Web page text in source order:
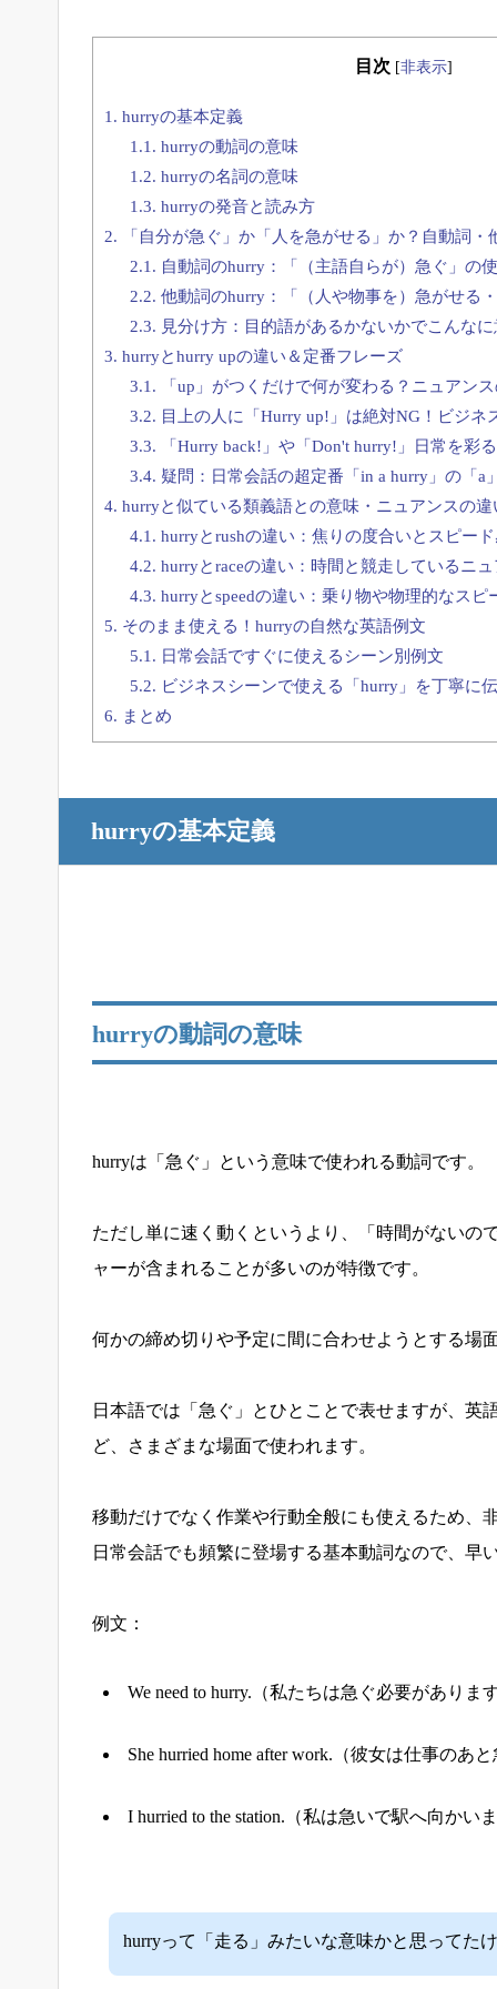
目次 [非表示]
1. hurryの基本定義
1.1. hurryの動詞の意味
1.2. hurryの名詞の意味
1.3. hurryの発音と読み方
2. 「自分が急ぐ」か「人を急がせる」か？自動詞・
2.1. 自動詞のhurry：「（主語自らが）急ぐ」の
2.2. 他動詞のhurry：「（人や物事を）急がせる
2.3. 見分け方：目的語があるかないかでこんな
3. hurryとhurry upの違い＆定番フレーズ
3.1. 「up」がつくだけで何が変わる？ニュアン
3.2. 目上の人に「Hurry up!」は絶対NG！ビジネ
3.3. 「Hurry back!」や「Don't hurry!」日常を彩
3.4. 疑問：日常会話の超定番「in a hurry」の「a
4. hurryと似ている類義語との意味・ニュアンスの違
4.1. hurryとrushの違い：焦りの度合いとスピー
4.2. hurryとraceの違い：時間と競走しているニ
4.3. hurryとspeedの違い：乗り物や物理的なスピ
5. そのまま使える！hurryの自然な英語例文
5.1. 日常会話ですぐに使えるシーン別例文
5.2. ビジネスシーンで使える「hurry」を丁寧に
6. まとめ
hurryの基本定義
hurryの動詞の意味
hurryは「急ぐ」という意味で使われる動詞です。
ただし単に速く動くというより、「時間がないの
ャーが含まれることが多いのが特徴です。
何かの締め切りや予定に間に合わせようとする場
日本語では「急ぐ」とひとことで表せますが、英
ど、さまざまな場面で使われます。
移動だけでなく作業や行動全般にも使えるため、
日常会話でも頻繁に登場する基本動詞なので、早
例文：
We need to hurry.（私たちは急ぐ必要がありま
She hurried home after work.（彼女は仕事のあ
I hurried to the station.（私は急いで駅へ向かい
hurryって「走る」みたいな意味かと思ってた